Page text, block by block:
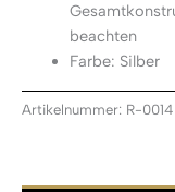
beachten
Farbe: Silber
Artikelnummer: R-0014